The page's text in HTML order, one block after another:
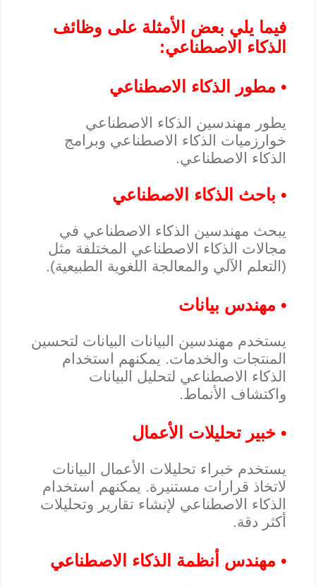
فيما يلي بعض الأمثلة على وظائف
الذكاء الاصطناعي:
• مطور الذكاء الاصطناعي
يطور مهندسين الذكاء الاصطناعي
خوارزميات الذكاء الاصطناعي وبرامج
الذكاء الاصطناعي.
• باحث الذكاء الاصطناعي
يبحث مهندسين الذكاء الاصطناعي في
مجالات الذكاء الاصطناعي المختلفة مثل
(التعلم الآلي والمعالجة اللغوية الطبيعية).
• مهندس بيانات
يستخدم مهندسين البيانات البيانات لتحسين
المنتجات والخدمات. يمكنهم استخدام
الذكاء الاصطناعي لتحليل البيانات
واكتشاف الأنماط.
• خبير تحليلات الأعمال
يستخدم خبراء تحليلات الأعمال البيانات
لاتخاذ قرارات مستنيرة. يمكنهم استخدام
الذكاء الاصطناعي لإنشاء تقارير وتحليلات
أكثر دقة.
• مهندس أنظمة الذكاء الاصطناعي